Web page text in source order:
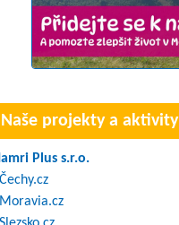
Naše projekty a aktivity
Plus s.r.o.